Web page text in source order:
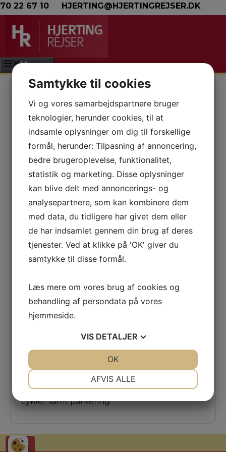
Hop til indhold
70 22 67 10 HJERTING@HJERTINGREJSER.DK
Menu
La Barracuda er et ældre hyggeligt hotel
Montemar stranden. La Barracuda ligger
direkte ud til strandpromenaden. Der er kun
800 meter til Puerto Marina Benalmadena
og blot 500 meter til La Carihuela, kendt for
de mange fiskerestauranter. La Barracuda
har mange stamgæster og vælges særligt af
ældre, der søger den flade promenade samt
nærheden til havet. La Barracuda har en
dejlig åben have med skøn udsigt til ud til
stranden og promenaden.
Værelser:La Barracuda har 244 værelser.
Værelserne er ca. 22 m2 og har alle
aircondition / varme, tv, telefon, køleskab
kan lånes i receptionen. Alle værelserne har
balkon / terrasse og størstedelen er med
havudsigt.
Der kan opgraderes til værelse med
poolview, der er siden med mest sol.
Faciliteter:24 timers reception, elevator,
swimmingpool, restaurant, bar, solterrasse
samt haveområde. Der er desuden mulighed
for tennis petanque, bordtennis, leje af
cykler samt parkering.
Print
Samtykke til cookies
Vi og vores samarbejdspartnere bruger
teknologier, herunder cookies, til at
indsamle oplysninger om dig til forskellige
formål, herunder: Tilpasning af annoncering,
bedre brugeroplevelse, funktionalitet,
statistik og marketing. Disse oplysninger
kan blive delt med annoncerings- og
analysepartnere, som kan kombinere dem
med data, du tidligere har givet dem eller
de har indsamlet gennem din brug af deres
tjenester. Ved at klikke på 'OK' giver du
samtykke til disse formål.
Læs mere om vores brug af cookies og
behandling af persondata på vores
hjemmeside.
VIS DETALJER
AFVIS ALLE
OK